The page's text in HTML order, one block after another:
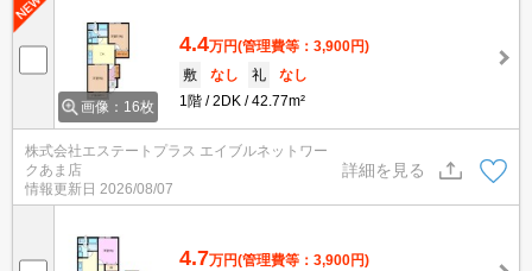
画像：16枚
4.4万円(管理費等：3,900円)
敷
なし 礼
なし
1階
2DK 42.77m²
株式会社エステートプラス エイブルネットワー
クあま店
情報更新日 2026/08/07
詳細を見る
4.7万円(管理費等：3,900円)